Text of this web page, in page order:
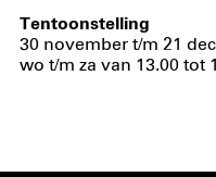
Tentoonstelling
30 november t/m 21
wo t/m za van 13.00 tot